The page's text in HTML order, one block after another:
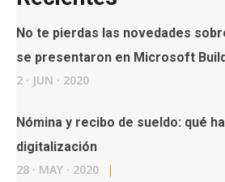
No te pierdas las novedades
se presentaron en Microsoft
2 · JUN · 2020
Nómina y recibo de sueldo: qué
digitalización
28 · MAY · 2020
|